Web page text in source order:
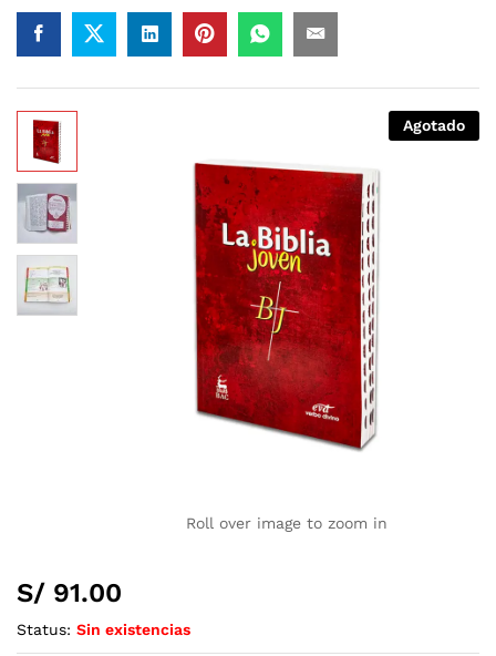
Agotado
Roll over image to zoom in
S/ 91.00
Status: Sin existencias